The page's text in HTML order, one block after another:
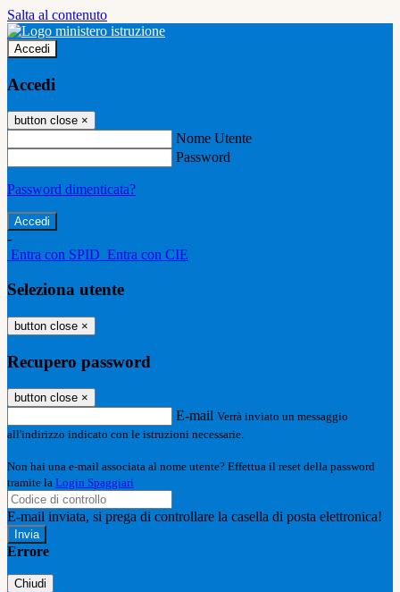
Salta al contenuto
Accedi
Accedi
button close ×
Nome Utente
Password
Password dimenticata?
-
Entra con SPID Entra con CIE
Seleziona utente
button close ×
Recupero password
button close ×
E-mail Verrà inviato un messaggio
all'indirizzo indicato con le istruzioni necessarie.
Non hai una e-mail associata al nome utente? Effettua il reset della password
tramite la Login Spaggiari
E-mail inviata, si prega di controllare la casella di posta elettronica!
Errore
Chiudi